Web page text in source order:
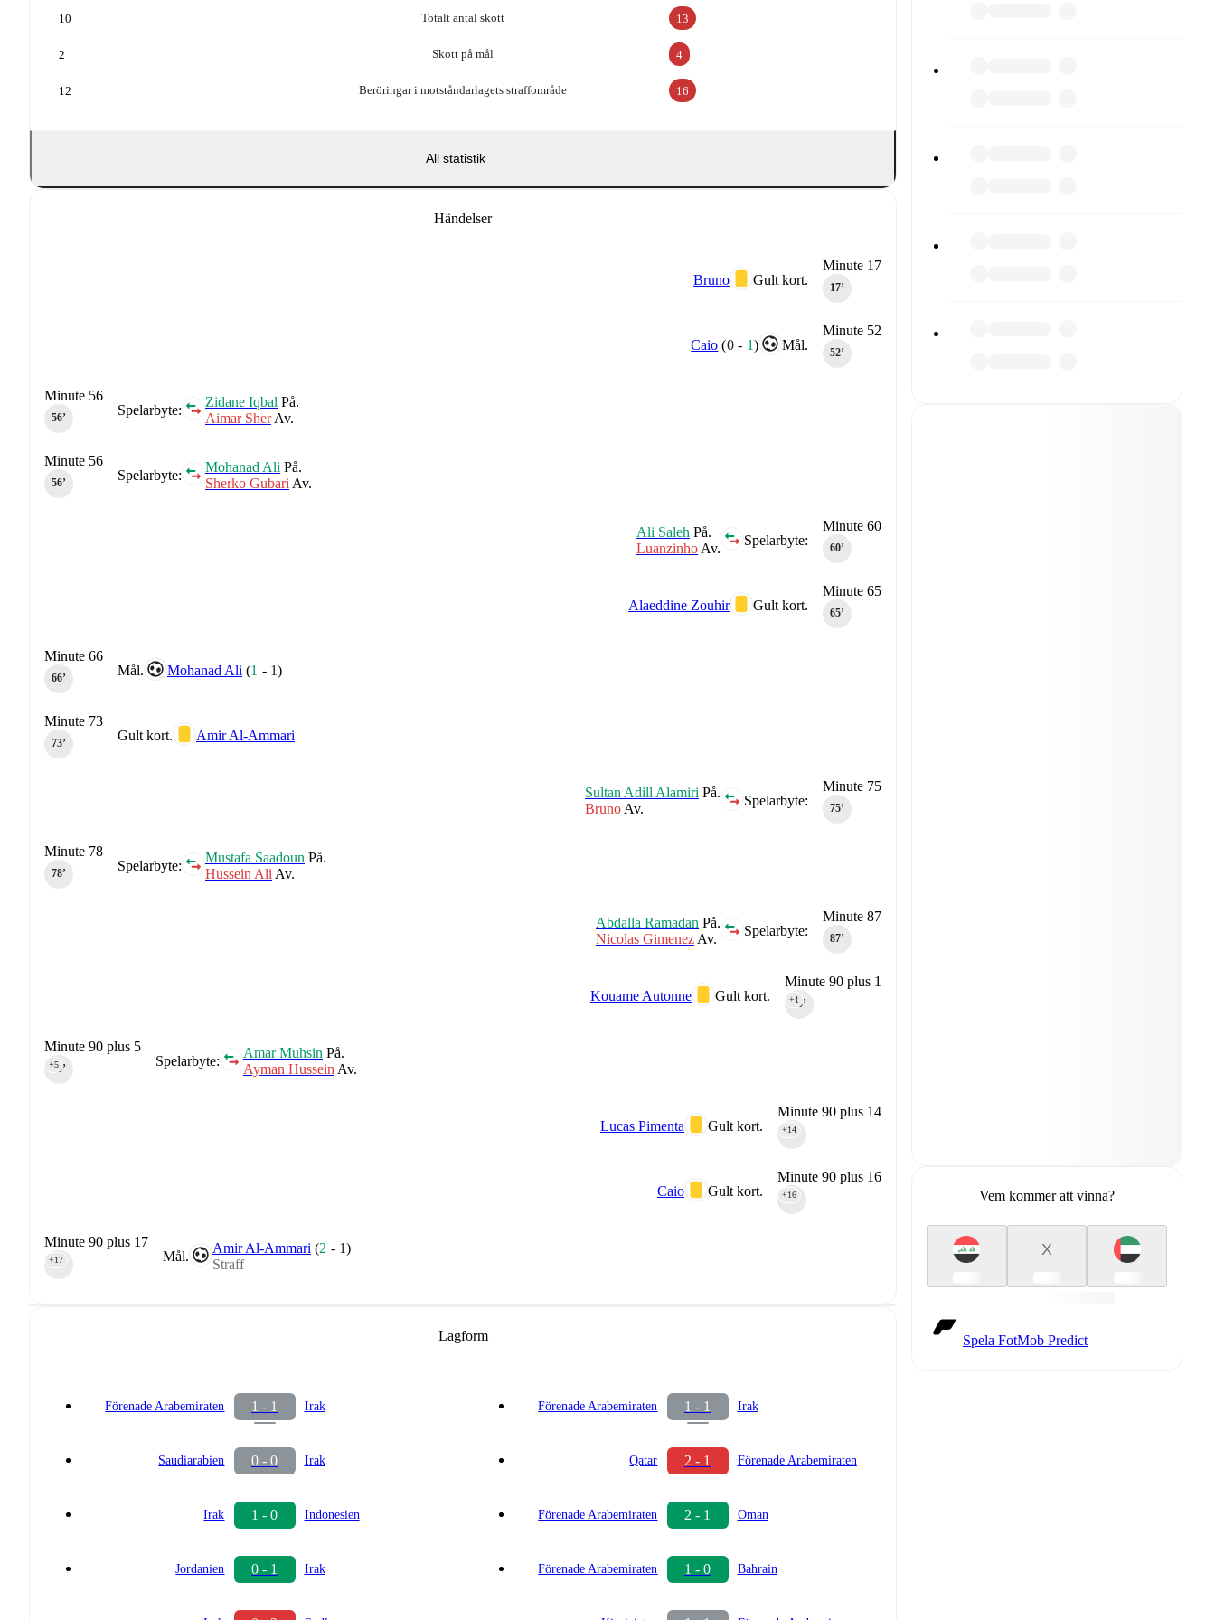
Totalt antal skott
10 13
Skott på mål
2 4
Beröringar i motståndarlagets straffområde
12 16
All statistik
Händelser
Minute 17
17‎’‎
Gult kort.
Bruno
Minute 52
52‎’‎
Mål.
Caio (0- 1)
Spelarbyte:
Zidane Iqbal På.
Aimar SherAv.
Minute 56
56‎’‎
Spelarbyte:
Mohanad Ali På.
Sherko Gubari Av.
Minute 56
56‎’‎
Minute 60
60‎’‎
Spelarbyte:
Ali Saleh På.
Luanzinho Av.
Minute 65
65‎’‎
Gult kort.
Alaeddine Zouhir
Mål. Mohanad Ali (1 - 1)
Minute 66
66‎’‎
Gult kort. Amir Al-Ammari
Minute 73
73‎’‎
Minute 75
75‎’‎
Spelarbyte:
Sultan Adill Alamiri På.
Bruno Av.
Spelarbyte:
Mustafa Saadoun På.
Hussein Ali Av.
Minute 78
78‎’‎
Minute 87
87‎’‎
Spelarbyte:
Abdalla Ramadan På.
Nicolas Gimenez Av.
Minute 90 plus 1
90‎’‎
+1
Gult kort.
Kouame Autonne
Spelarbyte:
Amar Muhsin På.
Ayman Hussein Av.
Minute 90 plus 5
90‎’‎
+5
Minute 90 plus 14
90‎’‎
+14
Gult kort.
Lucas Pimenta
Minute 90 plus 16
90‎’‎
+16
Gult kort.
Caio
Mål.
Amir Al-Ammari (2 - 1)
Straff
Minute 90 plus 17
90‎’‎
+17
Lagform
Förenade Arabemiraten 1 - 1 Irak
Saudiarabien 0 - 0 Irak
Irak 1 - 0 Indonesien
Jordanien 0 - 1 Irak
Förenade Arabemiraten 1 - 1 Irak
Qatar 2 - 1 Förenade Arabemiraten
Förenade Arabemiraten 2 - 1 Oman
Förenade Arabemiraten 1 - 0 Bahrain
Vem kommer att vinna?
X
Spela FotMob Predict